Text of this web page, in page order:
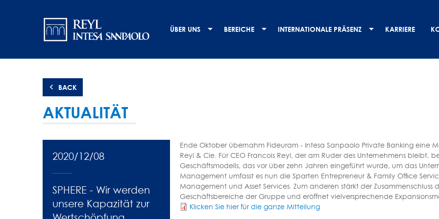
principale
ÜBER UNS BEREICHE INTERNATIONALE PRÄSENZ KARRIERE
BACK
AKTUALITÄT
2020/12/08
SPHERE - Wir werden
unsere Kapazität zur
Ende Oktober übernahm Fideuram - Intesa Sanpaolo Private Banking eine
Reyl & Cie. Für CEO Francois Reyl, der am Ruder des Unternehmens bleibt,
Geschäftsmodells, das vor über zehn Jahren eingeführt wurde, um das
Management umfasst es nun die Sparten Entrepreneur & Family Ofﬁce
Management und Asset Services. Zum anderen stärkt der Zusammenschluss
Geschäftsbereiche der Gruppe und eröffnet vielversprechende
Klicken Sie hier für die ganze Mitteilung